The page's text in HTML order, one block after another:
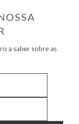
a saber sobre as